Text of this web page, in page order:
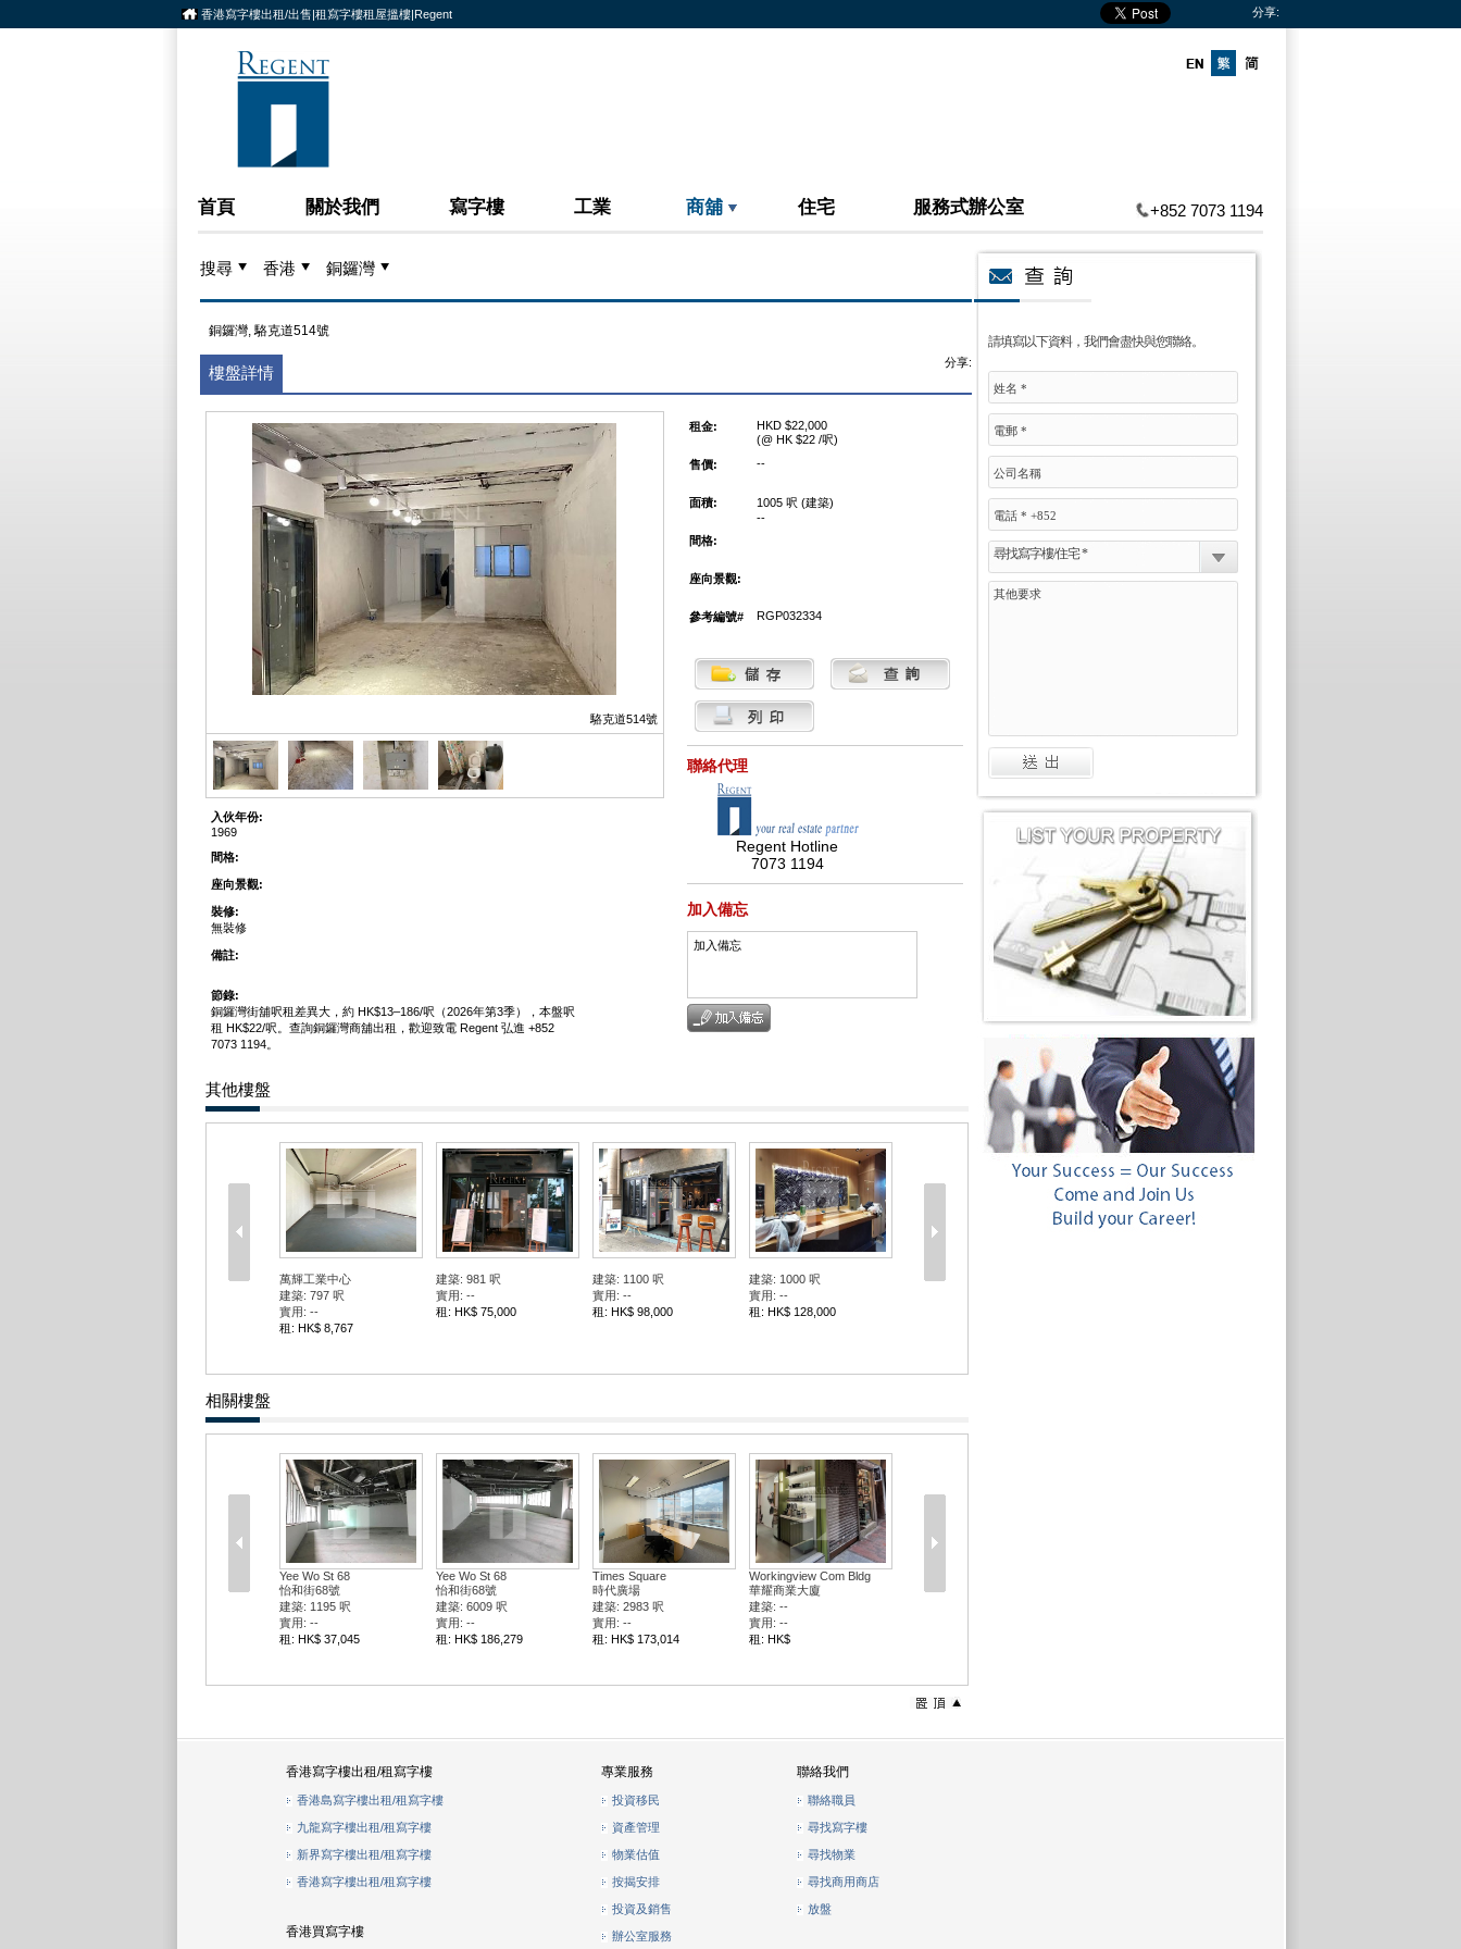
香港寫字樓出租/出售|租寫字樓租屋搵樓|Regent 分享:
首頁 關於我們 寫字樓 工業 商舖 住宅 服務式辦公室 +852 7073 1194
搜尋 香港 銅鑼灣
請填寫以下資料，我們會盡快與您聯絡。
尋找寫字樓/住宅 *
銅鑼灣, 駱克道514號
樓盤詳情
分享:
駱克道514號
入伙年份:
1969
間格:
座向景觀:
裝修:
無裝修
備註:
節錄:
銅鑼灣街舖呎租差異大，約 HK$13–186/呎（2026年第3季），本盤呎
租 HK$22/呎。查詢銅鑼灣商舖出租，歡迎致電 Regent 弘進 +852
7073 1194。
租金:
HKD $22,000
(@ HK $22 /呎)
售價:
--
面積:
1005 呎 (建築)
--
間格:
座向景觀:
參考編號# RGP032334
聯絡代理
Regent Hotline
7073 1194
加入備忘
加入備忘
其他樓盤
萬輝工業中心
建築: 797 呎
實用: --
租: HK$ 8,767
建築: 981 呎
實用: --
租: HK$ 75,000
建築: 1100 呎
實用: --
租: HK$ 98,000
建築: 1000 呎
實用: --
租: HK$ 128,000
相關樓盤
Yee Wo St 68
怡和街68號
建築: 1195 呎
實用: --
租: HK$ 37,045
Yee Wo St 68
怡和街68號
建築: 6009 呎
實用: --
租: HK$ 186,279
Times Square
時代廣場
建築: 2983 呎
實用: --
租: HK$ 173,014
Workingview Com Bldg
華耀商業大廈
建築: --
實用: --
租: HK$
香港寫字樓出租/租寫字樓
香港島寫字樓出租/租寫字樓
九龍寫字樓出租/租寫字樓
新界寫字樓出租/租寫字樓
香港寫字樓出租/租寫字樓
香港買寫字樓
專業服務
投資移民
資產管理
物業估值
按揭安排
投資及銷售
辦公室服務
聯絡我們
聯絡職員
尋找寫字樓
尋找物業
尋找商用商店
放盤